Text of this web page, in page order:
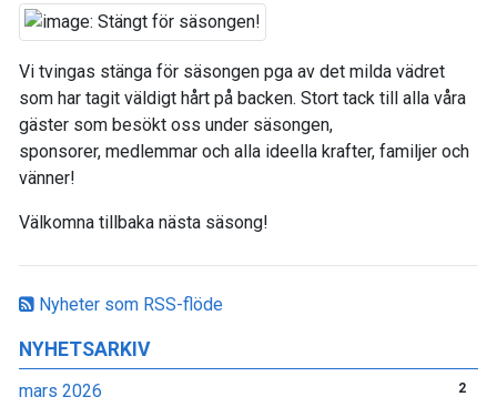
Nyheter som RSS-flöde
NYHETSARKIV
mars 2026 2
Vi tvingas stänga för säsongen pga av det milda vädret
som har tagit väldigt hårt på backen. Stort tack till alla våra
gäster som besökt oss under säsongen,
sponsorer, medlemmar och alla ideella krafter, familjer och
vänner!
Välkomna tillbaka nästa säsong!